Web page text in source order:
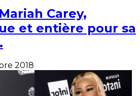
Carey,
et entière pour sa
2018